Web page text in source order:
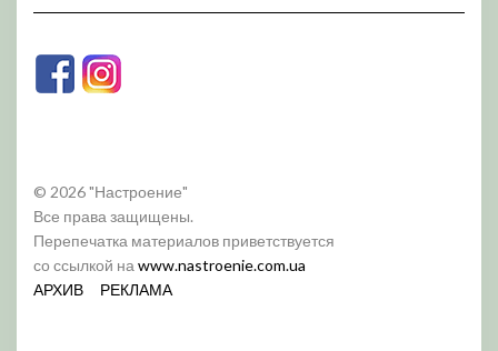
© 2026 "Настроение"
Все права защищены.
Перепечатка материалов приветствуется
со ссылкой на www.nastroenie.com.ua
АРХИВ
РЕКЛАМА